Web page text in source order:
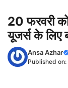
20 फरवरी
यूजर्स के लिए
Ansa Azhar
Published on: